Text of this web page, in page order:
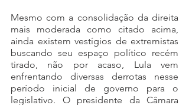
Mesmo com a consolidação da direita
mais moderada como citado acima,
ainda existem vestígios de extremistas
buscando seu espaço político recém
tirado, não por acaso, Lula vem
enfrentando diversas derrotas nesse
período inicial de governo para o
legislativo. O presidente da Câmara